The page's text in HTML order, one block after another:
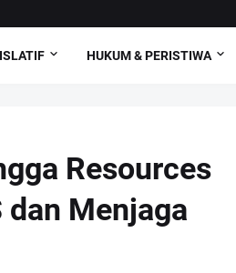
HUKUM & PERISTIWA
Resources
Menjaga